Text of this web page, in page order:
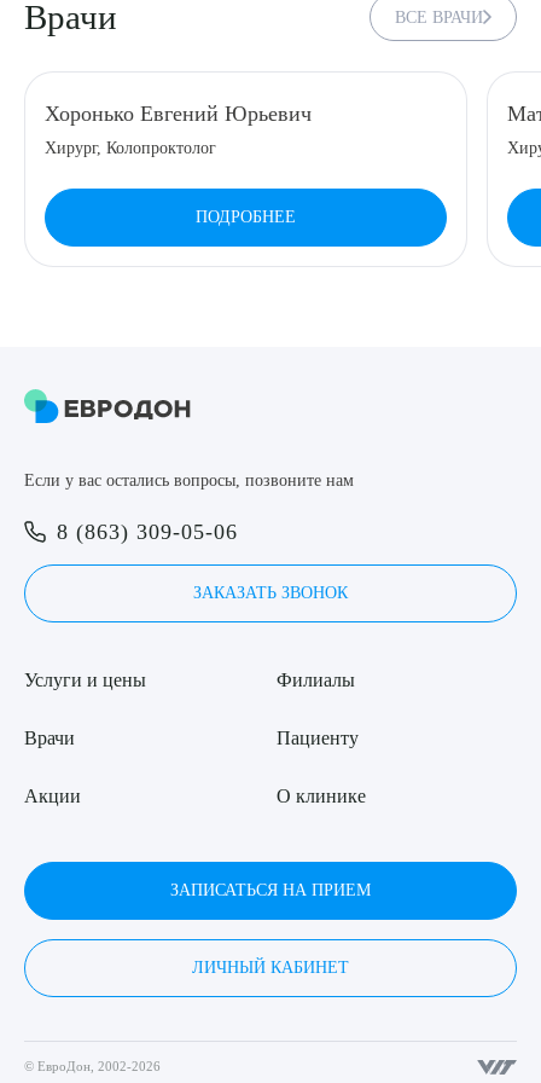
ЗАКАЗАТЬ ЗВОНОК
ЗАПИСЬ ОНЛАЙН
Врачи ВСЕ ВРАЧИ
Хоронько Евгений Юрьевич
Хирург, Колопроктолог
ПОДРОБНЕЕ
Если у вас остались вопросы, позвоните нам
8 (863) 309-05-06
ЗАКАЗАТЬ ЗВОНОК
Услуги и цены
Врачи
Акции
Филиалы
Пациенту
О клинике
ЗАПИСАТЬСЯ НА ПРИЕМ
ЛИЧНЫЙ КАБИНЕТ
© ЕвроДон, 2002-2026
ОТПРАВИТЬ
Я даю согласие наобработку персональных данных